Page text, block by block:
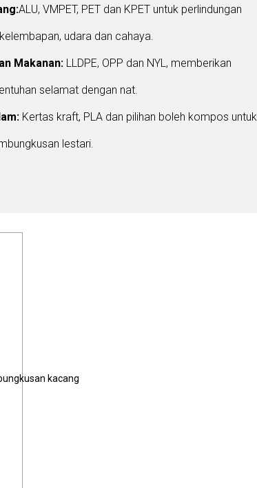
ALU, VMPET, PET dan KPET untuk perlindungan
udara dan cahaya.
Makanan: LLDPE, OPP dan NYL, memberikan
selamat dengan nat.
Kertas kraft, PLA dan pilihan boleh kompos untuk
lestari.